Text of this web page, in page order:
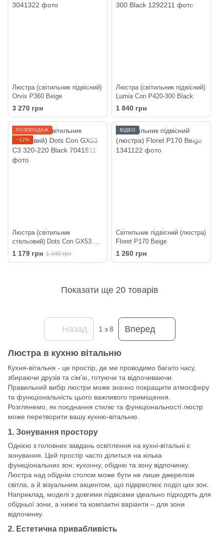
Люстра (світильник підвісний)
Orvix P360 Beige
3 270 грн
Люстра (світильник підвісний)
Lumia Con P420-300 Black
1 840 грн
РОЗПРОДАЖ
−12%
Люстра (світильник
стельовий) Dots Con GX53 C3
320-220 Black
1 179 грн 1 340 грн
ВІДЕО
Світильник підвісний (люстра)
Floret P170 Beige
1 260 грн
Показати ще 20 товарів
Назад 1 з 8 Вперед
Люстра в кухню вітальню
Кухня-вітальня - це простір, де ми проводимо багато часу,
збираючи друзів та сім'ю, готуючи та відпочиваючи.
Правильний вибір люстри може значно покращити атмосферу
та функціональність цього важливого приміщення.
Розглянемо, як поєднання стилю та функціональності люстр
може перетворити вашу кухню-вітальню.
1. Зонування простору
Однією з головних завдань освітлення на кухні-вітальні є
зонування. Цей простір часто ділиться на кілька
функціональних зон: кухонну, обідню та зону відпочинку.
Люстра над обіднім столом може бути не лише джерелом
світла, а й візуальним акцентом, що підкреслює поділ цих зон.
Наприклад, моделі з довгими підвісами ідеально підходять для
обідньої зони, а нижчі та компактні варіанти – для зони
відпочинку.
2. Естетична привабливість